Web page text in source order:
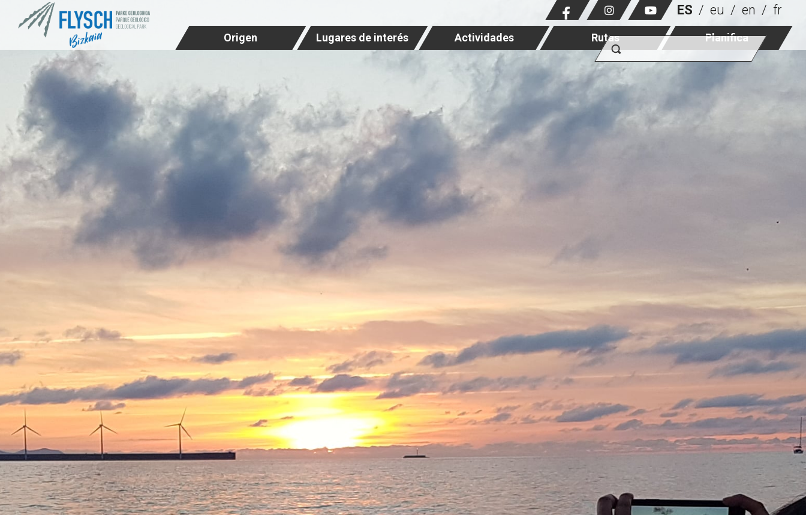
ES eu en fr
Origen Lugares de interés Actividades Rutas Planifica